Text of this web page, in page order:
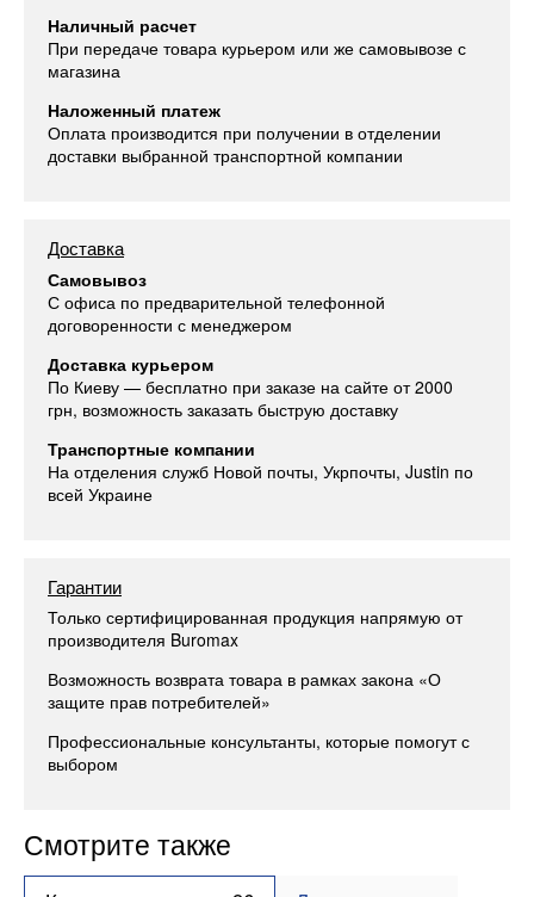
Наличный расчет
При передаче товара курьером или же самовывозе с
магазина
Наложенный платеж
Оплата производится при получении в отделении
доставки выбранной транспортной компании
Доставка
Самовывоз
С офиса по предварительной телефонной
договоренности с менеджером
Доставка курьером
По Киеву — бесплатно при заказе на сайте от 2000
грн, возможность заказать быструю доставку
Транспортные компании
На отделения служб Новой почты, Укрпочты, Justin по
всей Украине
Гарантии
Только сертифицированная продукция напрямую от
производителя Buromax
Возможность возврата товара в рамках закона «О
защите прав потребителей»
Профессиональные консультанты, которые помогут с
выбором
Смотрите также